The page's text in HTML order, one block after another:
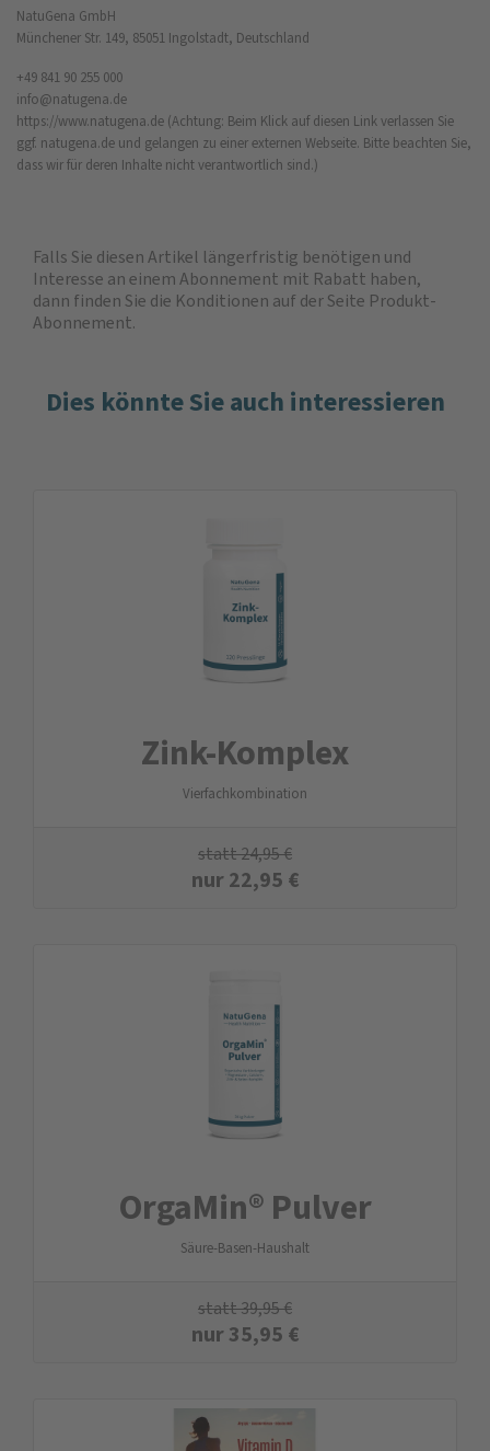
NatuGena GmbH
Münchener Str. 149, 85051 Ingolstadt, Deutschland
+49 841 90 255 000
info@natugena.de
https://www.natugena.de (Achtung: Beim Klick auf diesen Link verlassen Sie
ggf. natugena.de und gelangen zu einer externen Webseite. Bitte beachten Sie,
dass wir für deren Inhalte nicht verantwortlich sind.)
Falls Sie diesen Artikel längerfristig benötigen und
Interesse an einem Abonnement mit Rabatt haben,
dann finden Sie die Konditionen auf der Seite Produkt-
Abonnement.
Dies könnte Sie auch interessieren
Zink-Komplex
Vierfachkombination
statt24,95€
nur22,95 €
OrgaMin® Pulver
Säure-Basen-Haushalt
statt39,95€
nur35,95 €